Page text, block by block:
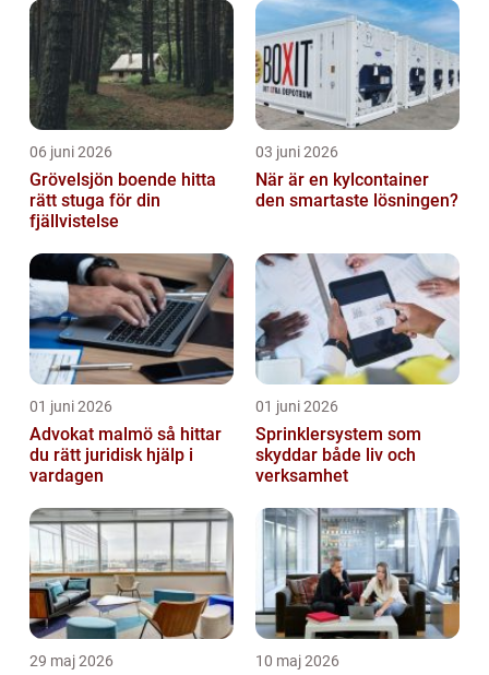
06 juni 2026
Grövelsjön boende hitta
rätt stuga för din
fjällvistelse
03 juni 2026
När är en kylcontainer
den smartaste lösningen?
01 juni 2026
Advokat malmö så hittar
du rätt juridisk hjälp i
vardagen
01 juni 2026
Sprinklersystem som
skyddar både liv och
verksamhet
29 maj 2026 10 maj 2026